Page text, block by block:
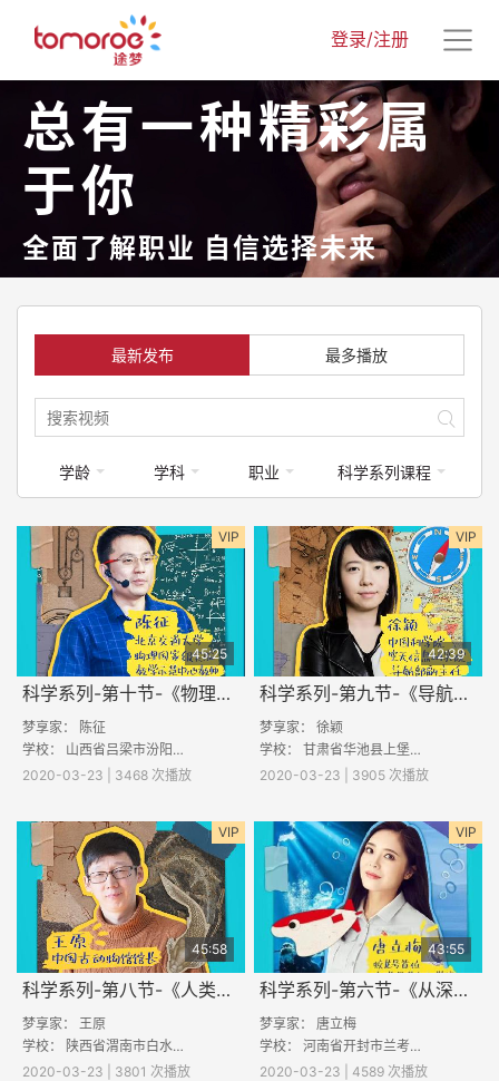
登录/注册
总有一种精彩属
于你
全面了解职业 自信选择未来
最新发布 最多播放
学龄 学科 职业 科学系列课程
VIP
45:25
科学系列-第十节-《物理小实验》
梦享家： 陈征
学校： 山西省吕梁市汾阳市栗家庄乡南垣村寨小学
2020-03-23 | 3468 次播放
VIP
42:39
科学系列-第九节-《导航中你不知道的那些事儿》
梦享家： 徐颖
学校： 甘肃省华池县上堡子小学 河南省开封市兰考县谷营镇爪营四村小学 广西百色德保足荣中心校 甘肃省甘谷县大石镇马窑小学 河南省开封市兰
2020-03-23 | 3905 次播放
VIP
45:58
科学系列-第八节-《人类超级改进版的鱼》
梦享家： 王原
学校： 陕西省渭南市白水县仓颉第一小学 河南省安阳市滑县桑村乡赵庄小学 江西省赣州市信丰县小河镇长陵小学 嵩县库区乡翟岭小学
2020-03-23 | 3801 次播放
VIP
43:55
科学系列-第六节-《从深海到南极》
梦享家： 唐立梅
学校： 河南省开封市兰考县谷营镇袁寨小学 云南省曲靖市富源县营上镇大栗小学 江西省赣州市于都县银坑镇洋迳小学 安徽省亳州市涡阳县丹城
2020-03-23 | 4589 次播放